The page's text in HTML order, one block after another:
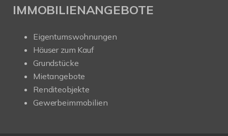
IMMOBILIENANGEBOTE
Eigentumswohnungen
Häuser zum Kauf
Grundstücke
Mietangebote
Renditeobjekte
Gewerbeimmobilien